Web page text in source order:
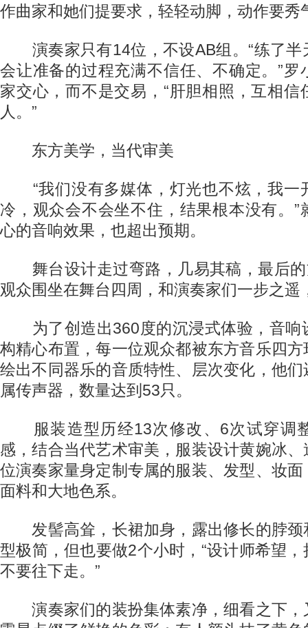
作曲家和她们提要求，轻轻动脚，动作要秀
演奏家只有14位，不设AB组。“练了半
会让准备的过程充满不信任、不确定。”罗
家交心，而不是交易，“肝胆相照，互相信
人。”
东方美学，当代审美
“我们没有多媒体，灯光也不炫，我一
冷，观众会不会坐不住，结果根本没有。”
心的音响效果，也超出预期。
舞台设计走过弯路，几易其稿，最后的
观众围坐在舞台四周，和演奏家们一步之遥
为了创造出360度的沉浸式体验，音响
构精心布置，每一位观众都被东方音乐四
绘出不同器乐的音质特性、层次变化，他
属传声器，数量达到53只。
服装造型历经13次修改、6次试穿调
感，结合当代艺术审美，服装设计黄婉冰
位演奏家量身定制专属的服装、发型、妆
面料和大地色系。
发髻高耸，长裙加身，露出修长的脖颈
型极简，但也要做2个小时，“设计师希望
不要往下走。”
演奏家们的装扮集体素净，细看之下，